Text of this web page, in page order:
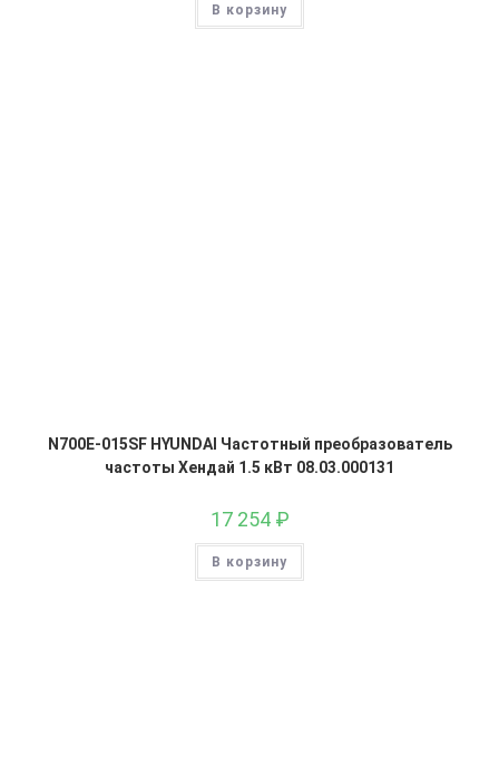
В корзину
N700E-015SF HYUNDAI Частотный преобразователь
частоты Хендай 1.5 кВт 08.03.000131
17 254 ₽
В корзину